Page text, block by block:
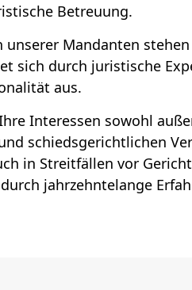
Betreuung.
unserer Mandanten
sich durch juristische
aus.
Interessen sowohl
schiedsgerichtlichen
in Streitfällen vor
jahrzehntelange